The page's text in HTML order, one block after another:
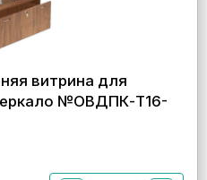
витрина для
№ОВДПК-Т16-